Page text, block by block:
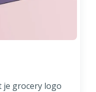
grocery logo